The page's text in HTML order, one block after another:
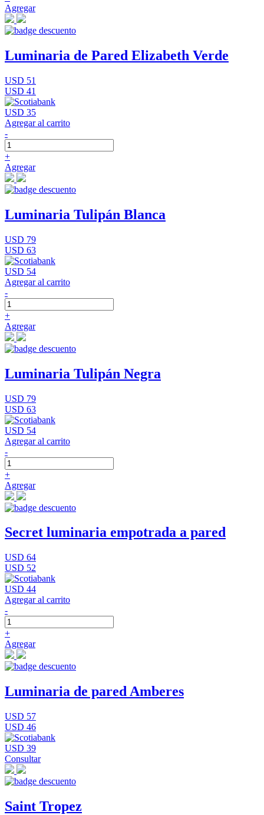
Agregar
Luminaria de Pared Elizabeth Verde
USD 51
USD 41
USD 35
Agregar al carrito
-
+
Agregar
Luminaria Tulipán Blanca
USD 79
USD 63
USD 54
Agregar al carrito
-
+
Agregar
Luminaria Tulipán Negra
USD 79
USD 63
USD 54
Agregar al carrito
-
+
Agregar
Secret luminaria empotrada a pared
USD 64
USD 52
USD 44
Agregar al carrito
-
+
Agregar
Luminaria de pared Amberes
USD 57
USD 46
USD 39
Consultar
Saint Tropez